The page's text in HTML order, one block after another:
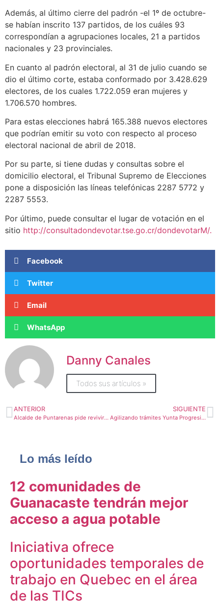
Además, al último cierre del padrón -el 1º de octubre-
se habían inscrito 137 partidos, de los cuáles 93
correspondían a agrupaciones locales, 21 a partidos
nacionales y 23 provinciales.
En cuanto al padrón electoral, al 31 de julio cuando se
dio el último corte, estaba conformado por 3.428.629
electores, de los cuales 1.722.059 eran mujeres y
1.706.570 hombres.
Para estas elecciones habrá 165.388 nuevos electores
que podrían emitir su voto con respecto al proceso
electoral nacional de abril de 2018.
Por su parte, si tiene dudas y consultas sobre el
domicilio electoral, el Tribunal Supremo de Elecciones
pone a disposición las líneas telefónicas 2287 5772 y
2287 5553.
Por último, puede consultar el lugar de votación en el
sitio http://consultadondevotar.tse.go.cr/dondevotarM/.
Facebook
Twitter
Email
WhatsApp
Danny Canales
Todos sus artículos »
ANTERIOR
Alcalde de Puntarenas pide revivir pesca de camarón
SIGUIENTE
Agilizando trámites Yunta Progresista estimulará empleo y economía escazuceña
Lo más leído
12 comunidades de
Guanacaste tendrán mejor
acceso a agua potable
Iniciativa ofrece
oportunidades temporales de
trabajo en Quebec en el área
de las TICs